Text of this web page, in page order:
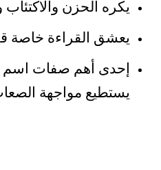
يكره الحزن
يعشق القراءة خاصة
إحدى أهم صفات اسم
يستطيع مواجهة